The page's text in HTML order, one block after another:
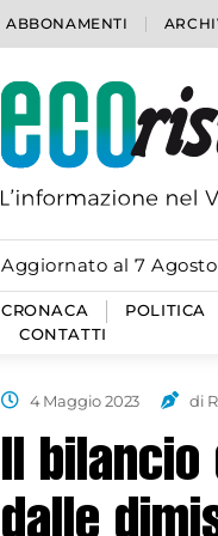
ABBONAMENTI
Aggiornato al 7
CRONACA POLITICA
CONTATTI
4 Maggio 2023 di
Il